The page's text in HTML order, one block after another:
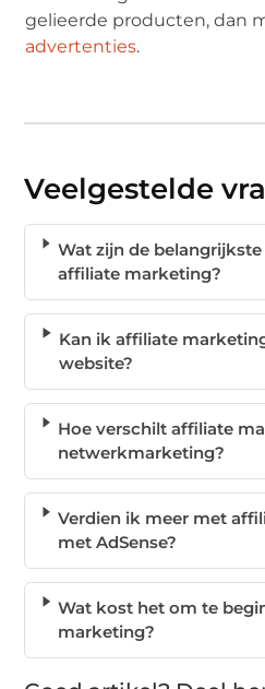
gelieerde producten, dan
advertenties.
Veelgestelde
Wat zijn de
affiliate marketing?
Kan ik affiliate
website?
Hoe verschilt affiliate
netwerkmarketing?
Verdien ik meer met
met AdSense?
Wat kost het om te
marketing?